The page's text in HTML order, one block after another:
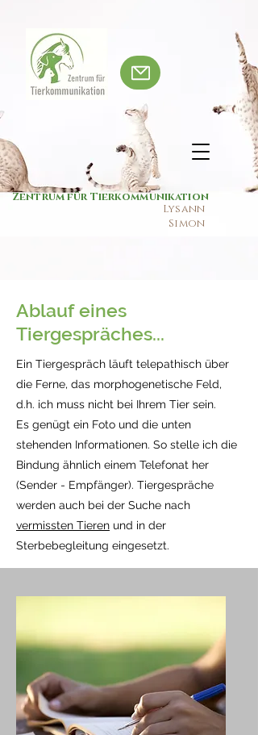
Zentrum für Tierkommunikation
Lysann
Simon
Ablauf eines
Tiergespräches...
Ein Tiergespräch läuft telepathisch über
die Ferne, das morphogenetische Feld,
d.h. ich muss nicht bei Ihrem Tier sein.
Es genügt ein Foto und die unten
stehenden Informationen. So stelle ich die
Bindung ähnlich einem Telefonat her
(Sender - Empfänger). Tiergespräche
werden auch bei der Suche nach
vermissten Tieren und in der
Sterbebegleitung eingesetzt.